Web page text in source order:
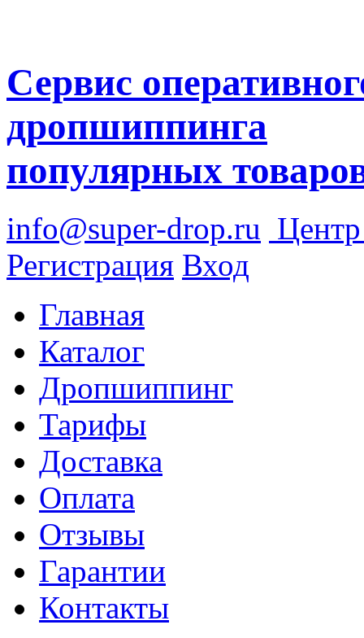
Сервис
дропшиппинга
популярных
info@super-drop.ru
Регистрация Вход
Главная
Каталог
Дропшиппинг
Тарифы
Доставка
Оплата
Отзывы
Гарантии
Контакты